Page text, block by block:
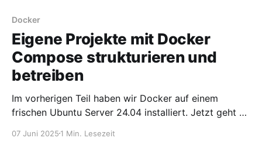
Docker
Eigene Projekte mit Docker
Compose strukturieren und
betreiben
Im vorherigen Teil haben wir Docker auf einem
frischen Ubuntu Server 24.04 installiert. Jetzt geht es
zu strukturieren und zu betreiben. Hier zeige ich dir,
07 Juni 2025 1 Min. Lesezeit